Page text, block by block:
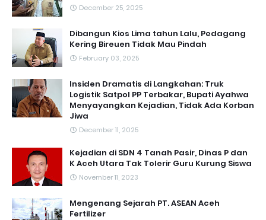
December 25, 2025
Dibangun Kios Lima tahun Lalu, Pedagang
Kering Bireuen Tidak Mau Pindah
February 03, 2025
Insiden Dramatis di Langkahan: Truk
Logistik Satpol PP Terbakar, Bupati Ayahwa
Menyayangkan Kejadian, Tidak Ada Korban
Jiwa
December 11, 2025
Kejadian di SDN 4 Tanah Pasir, Dinas P dan
K Aceh Utara Tak Tolerir Guru Kurung Siswa
November 11, 2023
Mengenang Sejarah PT. ASEAN Aceh
Fertilizer